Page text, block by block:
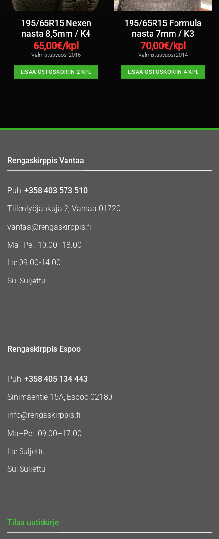
195/65R15 Nexen
nasta 8,5mm / K4
65,00€/kpl
Valmistusvuosi 2016
LISÄÄ OSTOSKORIIN 2 KPL
195/65R15 Formula
nasta 7mm / K3
70,00€/kpl
Valmistusvuosi 2014
LISÄÄ OSTOSKORIIN 4 KPL
Rengaskirppis Vantaa
Puh: +358 403 573 510
Tiilenlyöjänkuja 2, Vantaa 01720
vantaa@rengaskirppis.fi
Ma–Pe: 10.00–18.00
La: 09.00-14.00
Su: Suljettu
Rengaskirppis Espoo
Puh: +358 405 134 443
Sinimäentie 15A, Espoo 02180
info@rengaskirppis.fi
Ma–Pe: 09.00–17.00
La: Suljettu
Su: Suljettu
Tilaa uutiskirje